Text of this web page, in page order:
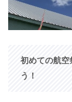
初めての航空
う！